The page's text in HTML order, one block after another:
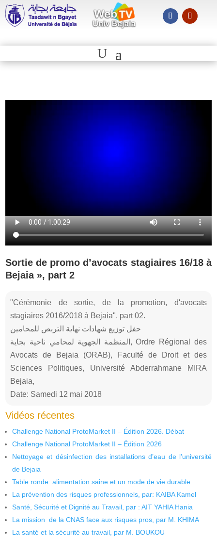
Sortie de promo d’avocats stagiaires 16/18 à
Bejaia », part 2
"Cérémonie de sortie, de la promotion, d'avocats
stagiaires 2016/2018 à Bejaia", part 02.
حفل توزيع شهادات نهاية التربص للمحامين
المنظمة الجهوية لمحامي ناحية بجاية, Ordre Régional des
Avocats de Bejaia (ORAB), Faculté de Droit et des
Sciences Politiques, Université Abderrahmane MIRA
Bejaia,
Date: Samedi 12 mai 2018
Vidéos récentes
Challenge National ProtoMarket II – Édition 2026. Débat
Challenge National ProtoMarket II – Édition 2026
Nettoyage et désinfection des installations d’eau de l’université
de Bejaia
Table ronde: alimentation saine et un mode de vie durable
La prévention des risques professionnels, par: KAIBA Kamel
Santé, Sécurité et Dignité au Travail, par : AIT YAHIA Hania
La mission de la CNAS face aux risques pros, par M. KHIMA
La santé et la sécurité au travail, par M. BOUKOU